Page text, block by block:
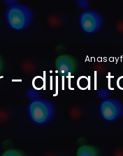
- dijital